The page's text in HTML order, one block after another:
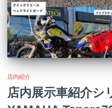
店内紹介
店内展示車紹介シ